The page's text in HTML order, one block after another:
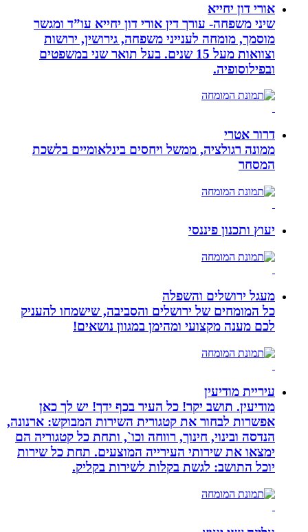
אורי דון יחייא
שיני משפחה- עורך דין אורי דון יחייא עו”ד ומגשר
מוסמך, מומחה לענייני משפחה, גירושין, ירושות
וצוואות מעל 15 שנים. בעל תואר שני במשפטים
ובפילוסופיה.
דרור אטרי
ממונה רגולציה, ממשל ויחסים בינלאומיים בלשכת
המסחר
יעוץ ותכנון פיננסי
מעגל ירושלים והשפלה
כל המומחים של ירושלים והסביבה, שישמחו להעניק
לכם מענה מקצועי ומהימן במגוון נושאים!
עיריית מודיעין
מודיעין. תושב יקר! כל העיר בכף ידך! יש לך כאן
אפשרות לבחור את קטגורית השירות המבוקש: ארנונה,
הנדסה ובינוי, חינוך, רווחה וכו`, ותחת כל קטגוריה הם
ימצאו את שירותי העירייה המוצעים. תחת כל שירות
יוכל התושב: לגשת בקלות לשירות בקליק.